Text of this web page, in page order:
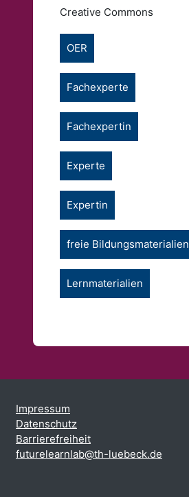
Creative Commons
OER
Fachexperte
Fachexpertin
Experte
Expertin
freie Bildungsmaterialien
Lernmaterialien
Impressum
Datenschutz
Barrierefreiheit
futurelearnlab@th-luebeck.de